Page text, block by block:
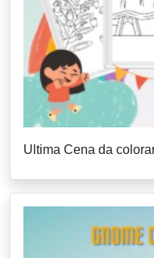
Ultima Cena da